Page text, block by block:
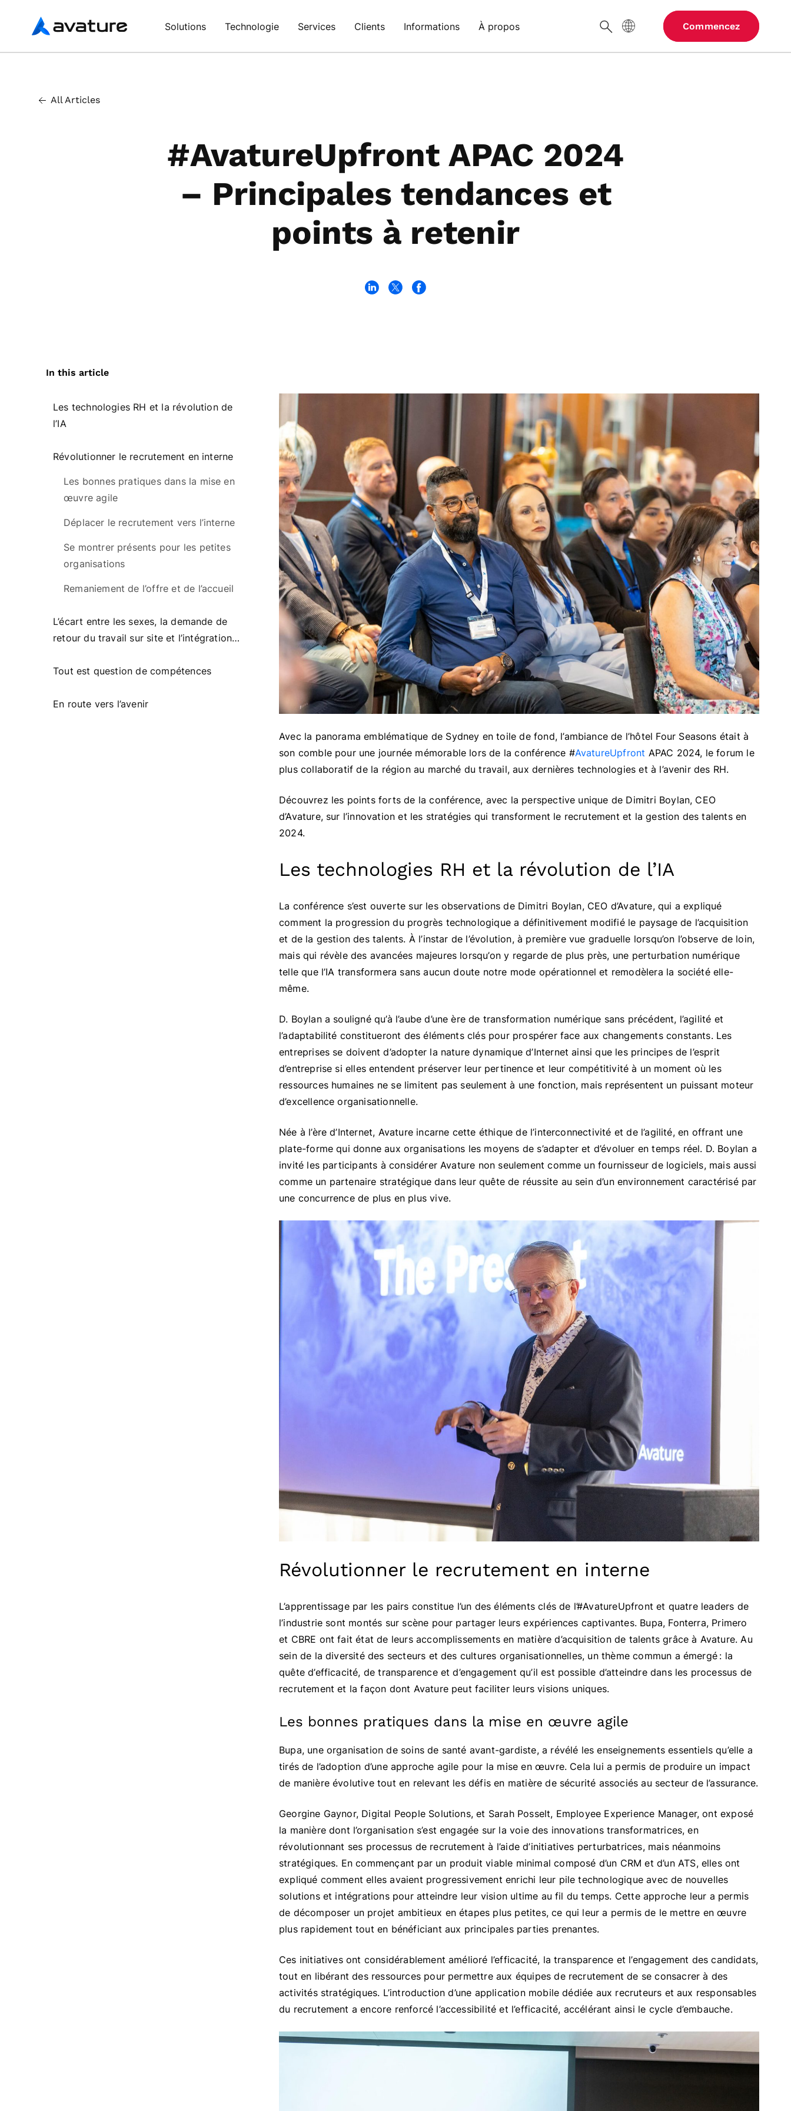
Avature Solutions Technologie Services Clients Informations À propos Chercher Commencez
All Articles
#AvatureUpfront APAC 2024
– Principales tendances et
points à retenir
In this article
Les technologies RH et la révolution de
l’IA
Révolutionner le recrutement en interne
Les bonnes pratiques dans la mise en
œuvre agile
Déplacer le recrutement vers l’interne
Se montrer présents pour les petites
organisations
Remaniement de l’offre et de l’accueil
L’écart entre les sexes, la demande de
retour du travail sur site et l’intégration
Tout est question de compétences
En route vers l’avenir
Avec la panorama emblématique de Sydney en toile de fond, l’ambiance de l’hôtel Four Seasons était à
son comble pour une journée mémorable lors de la conférence #AvatureUpfront APAC 2024, le forum le
plus collaboratif de la région au marché du travail, aux dernières technologies et à l’avenir des RH.
Découvrez les points forts de la conférence, avec la perspective unique de Dimitri Boylan, CEO
d’Avature, sur l’innovation et les stratégies qui transforment le recrutement et la gestion des talents en
2024.
Les technologies RH et la révolution de l’IA
La conférence s’est ouverte sur les observations de Dimitri Boylan, CEO d’Avature, qui a expliqué
comment la progression du progrès technologique a définitivement modifié le paysage de l’acquisition
et de la gestion des talents. À l’instar de l’évolution, à première vue graduelle lorsqu’on l’observe de loin,
mais qui révèle des avancées majeures lorsqu’on y regarde de plus près, une perturbation numérique
telle que l’IA transformera sans aucun doute notre mode opérationnel et remodèlera la société elle-
même.
D. Boylan a souligné qu’à l’aube d’une ère de transformation numérique sans précédent, l’agilité et
l’adaptabilité constitueront des éléments clés pour prospérer face aux changements constants. Les
entreprises se doivent d’adopter la nature dynamique d’Internet ainsi que les principes de l’esprit
d’entreprise si elles entendent préserver leur pertinence et leur compétitivité à un moment où les
ressources humaines ne se limitent pas seulement à une fonction, mais représentent un puissant moteur
d’excellence organisationnelle.
Née à l’ère d’Internet, Avature incarne cette éthique de l’interconnectivité et de l’agilité, en offrant une
plate-forme qui donne aux organisations les moyens de s’adapter et d’évoluer en temps réel. D. Boylan a
invité les participants à considérer Avature non seulement comme un fournisseur de logiciels, mais aussi
comme un partenaire stratégique dans leur quête de réussite au sein d’un environnement caractérisé par
une concurrence de plus en plus vive.
Révolutionner le recrutement en interne
L’apprentissage par les pairs constitue l’un des éléments clés de l’#AvatureUpfront et quatre leaders de
l’industrie sont montés sur scène pour partager leurs expériences captivantes. Bupa, Fonterra, Primero
et CBRE ont fait état de leurs accomplissements en matière d’acquisition de talents grâce à Avature. Au
sein de la diversité des secteurs et des cultures organisationnelles, un thème commun a émergé : la
quête d’efficacité, de transparence et d’engagement qu’il est possible d’atteindre dans les processus de
recrutement et la façon dont Avature peut faciliter leurs visions uniques.
Les bonnes pratiques dans la mise en œuvre agile
Bupa, une organisation de soins de santé avant-gardiste, a révélé les enseignements essentiels qu’elle a
tirés de l’adoption d’une approche agile pour la mise en œuvre. Cela lui a permis de produire un impact
de manière évolutive tout en relevant les défis en matière de sécurité associés au secteur de l’assurance.
Georgine Gaynor, Digital People Solutions, et Sarah Posselt, Employee Experience Manager, ont exposé
la manière dont l’organisation s’est engagée sur la voie des innovations transformatrices, en
révolutionnant ses processus de recrutement à l’aide d’initiatives perturbatrices, mais néanmoins
stratégiques. En commençant par un produit viable minimal composé d’un CRM et d’un ATS, elles ont
expliqué comment elles avaient progressivement enrichi leur pile technologique avec de nouvelles
solutions et intégrations pour atteindre leur vision ultime au fil du temps. Cette approche leur a permis
de décomposer un projet ambitieux en étapes plus petites, ce qui leur a permis de le mettre en œuvre
plus rapidement tout en bénéficiant aux principales parties prenantes.
Ces initiatives ont considérablement amélioré l’efficacité, la transparence et l’engagement des candidats,
tout en libérant des ressources pour permettre aux équipes de recrutement de se consacrer à des
activités stratégiques. L’introduction d’une application mobile dédiée aux recruteurs et aux responsables
du recrutement a encore renforcé l’accessibilité et l’efficacité, accélérant ainsi le cycle d’embauche.